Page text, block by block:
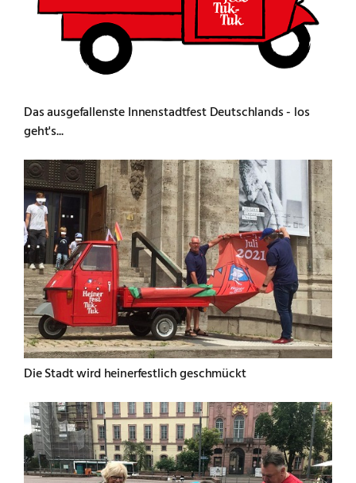
Das ausgefallenste Innenstadtfest Deutschlands - los
geht's...
Die Stadt wird heinerfestlich geschmückt